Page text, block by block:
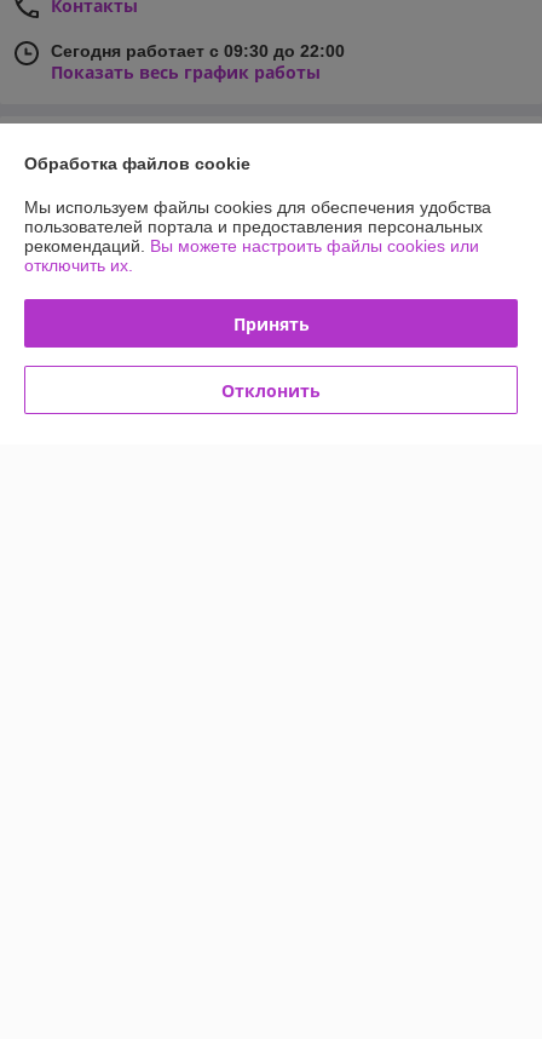
Контакты
Сегодня работает с 09:30 до 22:00
Показать весь график работы
26.05.2026
Покупатель
Сделка подтверждена через корзину
Обработка файлов cookie
Мы используем файлы cookies для обеспечения удобства
пользователей портала и предоставления персональных
рекомендаций. Вы можете настроить файлы cookies или
отключить их.
Принять
Отклонить